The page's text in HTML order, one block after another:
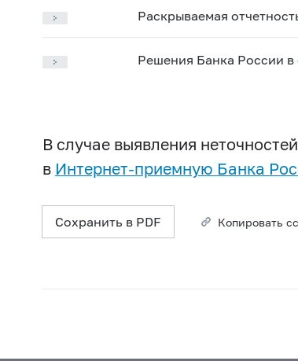
Раскрываемая
Решения Банка России
В случае выявления
в Интернет-приемную Банка
Сохранить в PDF Копировать